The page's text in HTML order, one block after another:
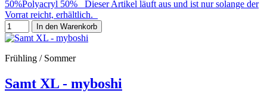
50%Polyacryl 50% Dieser Artikel läuft aus und ist nur solange der
Vorrat reicht, erhältlich.
In den Warenkorb
Frühling / Sommer
Samt XL - myboshi